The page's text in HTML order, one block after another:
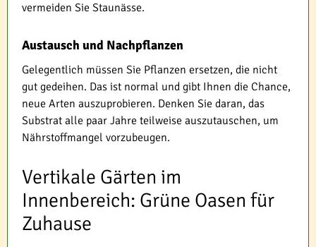
vermeiden Sie Staunässe.
Austausch und Nachpflanzen
Gelegentlich müssen Sie Pflanzen ersetzen, die nicht
gut gedeihen. Das ist normal und gibt Ihnen die Chance,
neue Arten auszuprobieren. Denken Sie daran, das
Substrat alle paar Jahre teilweise auszutauschen, um
Nährstoffmangel vorzubeugen.
Vertikale Gärten im
Innenbereich: Grüne Oasen für
Zuhause